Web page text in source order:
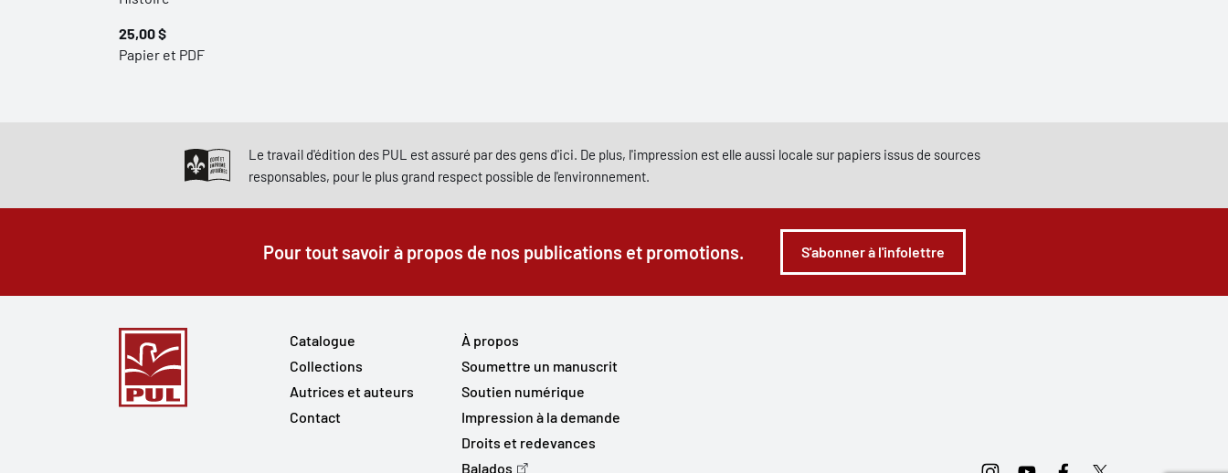
25,00 $
Papier et PDF
Le travail d'édition des PUL est assuré par des gens d'ici. De plus, l'impression est elle aussi locale sur papiers issus de sources
responsables, pour le plus grand respect possible de l'environnement.
Pour tout savoir à propos de nos publications et promotions. S'abonner à l'infolettre
Catalogue
Collections
Autrices et auteurs
Contact
À propos
Soumettre un manuscrit
Soutien numérique
Impression à la demande
Droits et redevances
Balados